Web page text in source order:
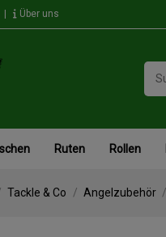
Über uns
Ruten Rollen
Tackle & Co Angelzubehör